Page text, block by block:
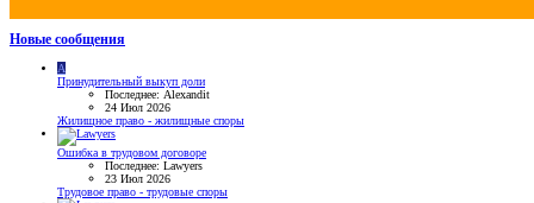
Новые сообщения
A
Принудительный выкуп доли
Последнее: Alexandit
24 Июл 2026
Жилищное право - жилищные споры
Ошибка в трудовом договоре
Последнее: Lawyers
23 Июл 2026
Трудовое право - трудовые споры